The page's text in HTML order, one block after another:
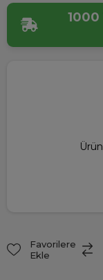
1000
Favorilere
Ekle